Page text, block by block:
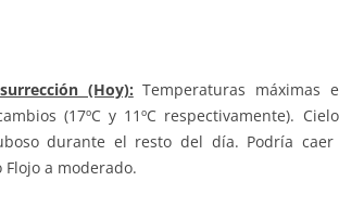
(Hoy): Temperaturas máximas
(17ºC y 11ºC respectivamente).
durante el resto del día. Podría
a moderado.